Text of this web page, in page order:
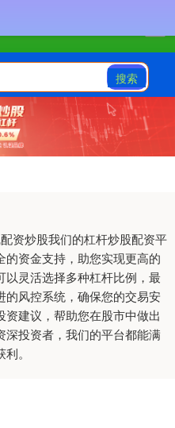
搜索
资炒股我们的杠杆炒股配资平
资金支持，助您实现更高的
灵活选择多种杠杆比例，最
风控系统，确保您的交易安
建议，帮助您在股市中做出
深投资者，我们的平台都能满
。